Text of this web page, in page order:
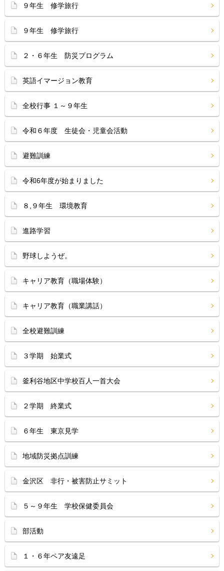
９年生 修学旅行
９年生 修学旅行
２・６年生 防災プログラム
英語イマージョン教育
全校行事 １～９年生
令和６年度 生徒会・児童会活動
避難訓練
令和6年度が始まりました
８,９年生 環境教育
進路学習
野球しようぜ。
キャリア教育（職場体験）
キャリア教育（職業講話）
全校避難訓練
３学期 始業式
釜利谷地区中学校百人一首大会
２学期 終業式
６年生 東京見学
地域防災拠点訓練
金沢区 非行・被害防止サミット
５～９年生 学校保健委員会
部活動
１・６年ペア友遠足